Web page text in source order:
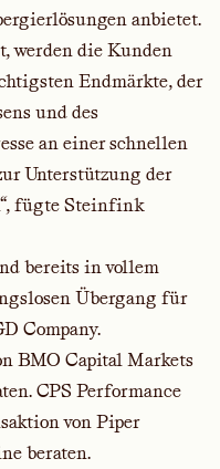
anbietet.
werden die Kunden
Endmärkte, der
und des
an einer schnellen
Unterstützung der
fügte Steinfink
bereits in vollem
Übergang für
Company.
BMO Capital Markets
CPS Performance
von Piper
beraten.